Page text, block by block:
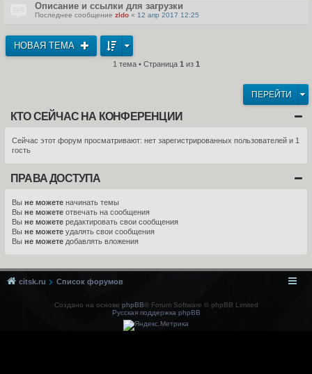
Описание и ссылки для загрузки
Последнее сообщение zldo « 12 апр 2017 12:25
НОВАЯ ТЕМА
1 тема • Страница 1 из 1
ПЕРЕЙТИ
КТО СЕЙЧАС НА КОНФЕРЕНЦИИ
Сейчас этот форум просматривают: нет зарегистрированных пользователей и 1
гость
ПРАВА ДОСТУПА
Вы не можете начинать темы
Вы не можете отвечать на сообщения
Вы не можете редактировать свои сообщения
Вы не можете удалять свои сообщения
Вы не можете добавлять вложения
citsk.ru Список форумов
Создано на основе phpBB® Forum Software © phpBB Limited
Русская поддержка phpBB